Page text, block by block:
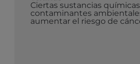
Ciertas sustancias
contaminantes
aumentar el riesgo de